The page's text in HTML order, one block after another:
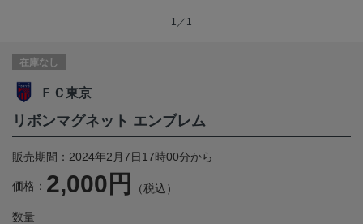
1／1
在庫なし
ＦＣ東京
リボンマグネット エンブレム
販売期間：2024年2月7日17時00分から
価格： 2,000円 （税込）
数量